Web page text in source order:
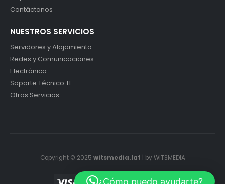
Contáctanos
NUESTROS SERVICIOS
Servidores y Alojamiento
Redes y Comunicaciones
Electrónica
Soporte Técnico TI
Otros Servicios
Copyright © 2025 witsmedia.lat | by WITSMEDIA
¿Cómo puedo ayudarte?